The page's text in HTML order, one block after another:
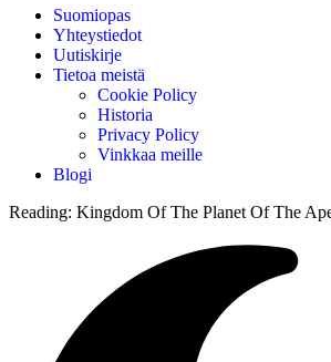
Suomiopas
Yhteystiedot
Uutiskirje
Tietoa meistä
Cookie Policy
Historia
Privacy Policy
Vinkkaa meille
Blogi
Reading: Kingdom Of The Planet Of The